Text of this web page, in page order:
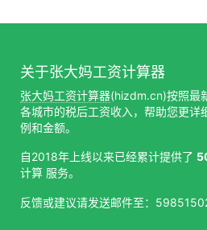
关于张大妈工资计算器
张大妈工资计算器(hizdm.cn)按照最
各城市的税后工资收入，帮助您更详
例和金额。
自2018年上线以来已经累计提供了
计算 服务。
反馈或建议请发送邮件至：